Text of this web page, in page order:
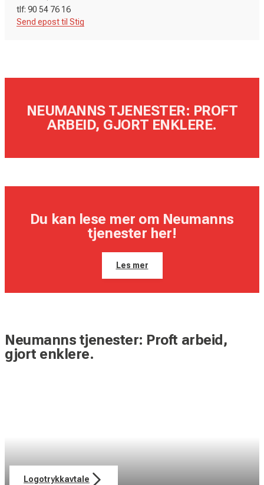
Send epost til Stig
NEUMANNS TJENESTER: PROFT
ARBEID, GJORT ENKLERE.
Du kan lese mer om Neumanns
tjenester her!
Les mer
Neumanns tjenester: Proft arbeid,
gjort enklere.
Logotrykkavtale